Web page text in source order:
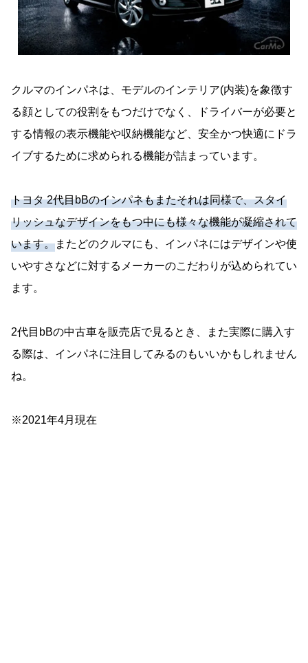
クルマのインパネは、モデルのインテリア(内装)を象徴す
る顔としての役割をもつだけでなく、ドライバーが必要と
する情報の表示機能や収納機能など、安全かつ快適にドラ
イブするために求められる機能が詰まっています。
トヨタ 2代目bBのインパネもまたそれは同様で、スタイ
リッシュなデザインをもつ中にも様々な機能が凝縮されて
います。またどのクルマにも、インパネにはデザインや使
いやすさなどに対するメーカーのこだわりが込められてい
ます。
2代目bBの中古車を販売店で見るとき、また実際に購入す
る際は、インパネに注目してみるのもいいかもしれません
ね。
※2021年4月現在